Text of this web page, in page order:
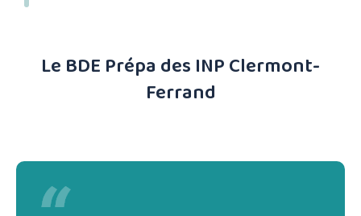
Le BDE Prépa des INP Clermont-
Ferrand